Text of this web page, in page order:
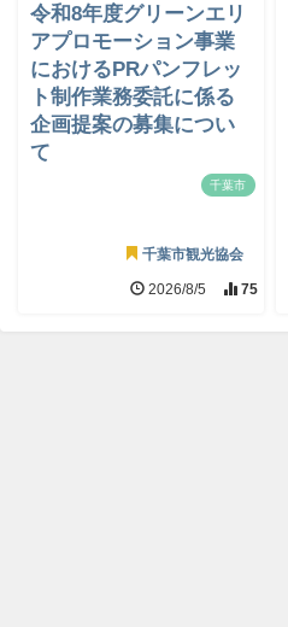
令和8年度グリーンエリ
アプロモーション事業
におけるPRパンフレッ
ト制作業務委託に係る
企画提案の募集につい
て
千葉市
千葉市観光協会
2026/8/5 75